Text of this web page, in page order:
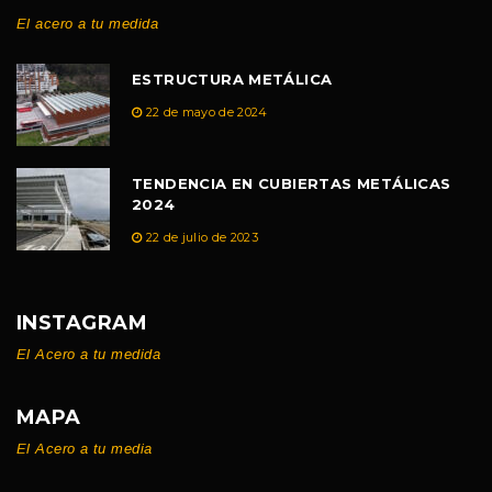
El acero a tu medida
ESTRUCTURA METÁLICA
22 de mayo de 2024
TENDENCIA EN CUBIERTAS METÁLICAS
2024
22 de julio de 2023
INSTAGRAM
El Acero a tu medida
MAPA
El Acero a tu media